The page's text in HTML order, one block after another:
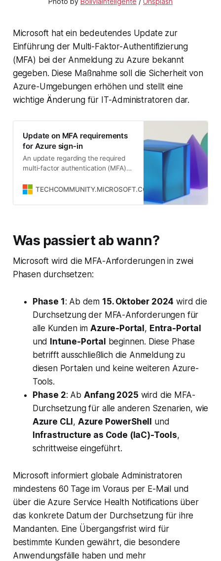
Microsoft hat ein bedeutendes Update zur
Einführung der Multi-Faktor-Authentifizierung
(MFA) bei der Anmeldung zu Azure bekannt
gegeben. Diese Maßnahme soll die Sicherheit von
Azure-Umgebungen erhöhen und stellt eine
wichtige Änderung für IT-Administratoren dar.
Update on MFA requirements
for Azure sign-in
An update regarding the required
multi-factor authentication (MFA)
post, we share clarifications on the
TECHCOMMUNITY.MICROSOFT.COM Naj Shahid
Was passiert ab wann?
Microsoft wird die MFA-Anforderungen in zwei
Phasen durchsetzen:
Phase 1: Ab dem 15. Oktober 2024 wird die
Durchsetzung der MFA-Anforderungen für
alle Kunden imAzure-Portal, Entra-Portal
und Intune-Portal beginnen. Diese Phase
betrifft ausschließlich die Anmeldung zu
diesen Portalen und keine weiteren Azure-
Tools.
Phase 2: Ab Anfang 2025 wird die MFA-
Durchsetzung für alle anderen Szenarien, wie
Azure CLI, Azure PowerShell und
Infrastructure as Code (IaC)-Tools,
schrittweise eingeführt.
Microsoft informiert globale Administratoren
mindestens 60 Tage im Voraus per E-Mail und
über die Azure Service Health Notifications über
das konkrete Datum der Durchsetzung für ihre
Mandanten. Eine Übergangsfrist wird für
bestimmte Kunden gewährt, die besondere
Anwendungsfälle haben und mehr